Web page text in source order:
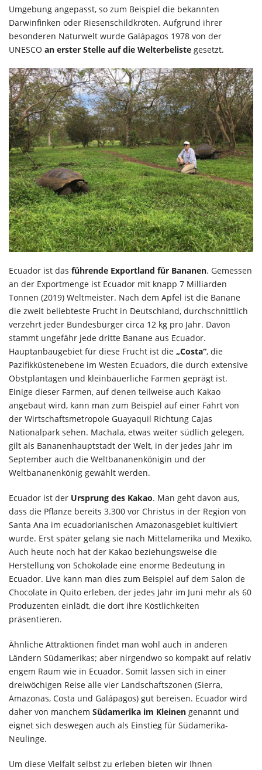
Umgebung angepasst, so zum Beispiel die bekannten
Darwinfinken oder Riesenschildkröten. Aufgrund ihrer
besonderen Naturwelt wurde Galápagos 1978 von der
UNESCO an erster Stelle auf die Welterbeliste gesetzt.
Ecuador ist das führende Exportland für Bananen. Gemessen
an der Exportmenge ist Ecuador mit knapp 7 Milliarden
Tonnen (2019) Weltmeister. Nach dem Apfel ist die Banane
die zweit beliebteste Frucht in Deutschland, durchschnittlich
verzehrt jeder Bundesbürger circa 12 kg pro Jahr. Davon
stammt ungefähr jede dritte Banane aus Ecuador.
Hauptanbaugebiet für diese Frucht ist die „Costa“, die
Pazifikküstenebene im Westen Ecuadors, die durch extensive
Obstplantagen und kleinbäuerliche Farmen geprägt ist.
Einige dieser Farmen, auf denen teilweise auch Kakao
angebaut wird, kann man zum Beispiel auf einer Fahrt von
der Wirtschaftsmetropole Guayaquil Richtung Cajas
Nationalpark sehen. Machala, etwas weiter südlich gelegen,
gilt als Bananenhauptstadt der Welt, in der jedes Jahr im
September auch die Weltbananenkönigin und der
Weltbananenkönig gewählt werden.
Ecuador ist der Ursprung des Kakao. Man geht davon aus,
dass die Pflanze bereits 3.300 vor Christus in der Region von
Santa Ana im ecuadorianischen Amazonasgebiet kultiviert
wurde. Erst später gelang sie nach Mittelamerika und Mexiko.
Auch heute noch hat der Kakao beziehungsweise die
Herstellung von Schokolade eine enorme Bedeutung in
Ecuador. Live kann man dies zum Beispiel auf dem Salon de
Chocolate in Quito erleben, der jedes Jahr im Juni mehr als 60
Produzenten einlädt, die dort ihre Köstlichkeiten
präsentieren.
Ähnliche Attraktionen findet man wohl auch in anderen
Ländern Südamerikas; aber nirgendwo so kompakt auf relativ
engem Raum wie in Ecuador. Somit lassen sich in einer
dreiwöchigen Reise alle vier Landschaftszonen (Sierra,
Amazonas, Costa und Galápagos) gut bereisen. Ecuador wird
daher von manchem Südamerika im Kleinen genannt und
eignet sich deswegen auch als Einstieg für Südamerika-
Neulinge.
Um diese Vielfalt selbst zu erleben bieten wir Ihnen